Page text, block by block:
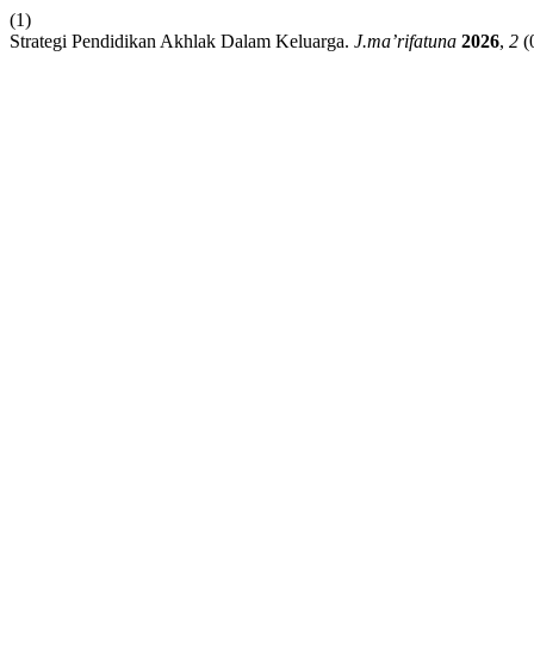
(1)
Strategi Pendidikan Akhlak Dalam Keluarga. J.ma’rifatuna 2026, 2